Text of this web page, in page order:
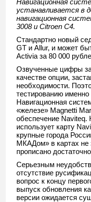
устанавливается в
навигационная
3008 и Citroen C4.
Стандартно новый
GT и Allur, и может
Activia за 80 000
Озвученные цифры за
качестве опции,
необходимости.
тестированию именно
Навигационная
«железе» Magnetti
обеспечение
использует карту
крупные города
МКАДом» в картах не
прописано
Серьезным
отсутствие
вопрос к концу
выпуск обновления
версии ожидается